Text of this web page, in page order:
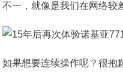
不一，就像是我们在网络较
如果想要连续操作呢？很抱